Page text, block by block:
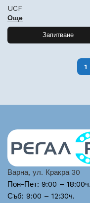
UCF
Още
Запитване
1
Варна, ул. Кракра 30
Пон-Пет: 9:00 – 18:00ч.
Съб: 9:00 – 12:30ч.